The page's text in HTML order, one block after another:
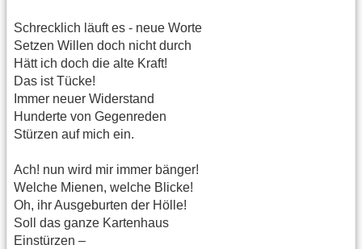
Schrecklich läuft es - neue Worte
Setzen Willen doch nicht durch
Hätt ich doch die alte Kraft!
Das ist Tücke!
Immer neuer Widerstand
Hunderte von Gegenreden
Stürzen auf mich ein.
Ach! nun wird mir immer bänger!
Welche Mienen, welche Blicke!
Oh, ihr Ausgeburten der Hölle!
Soll das ganze Kartenhaus
Einstürzen –